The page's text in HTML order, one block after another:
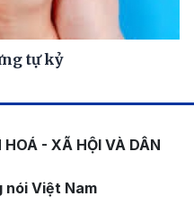
tự kỷ
HOÁ - XÃ HỘI VÀ DÂN
nói Việt Nam